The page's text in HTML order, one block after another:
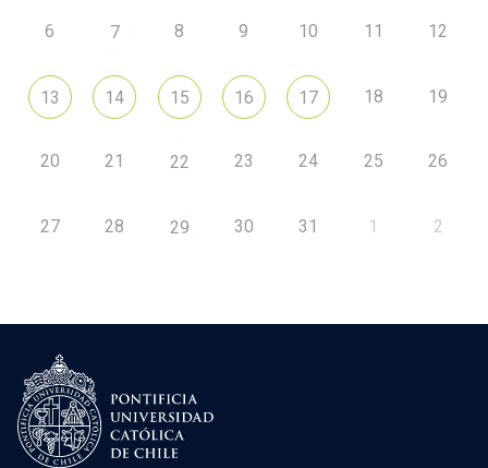
6 7 8 9 10 11 12
13 14 15 16 17 18 19
20 21 22 23 24 25 26
27 28 29 30 31 1 2